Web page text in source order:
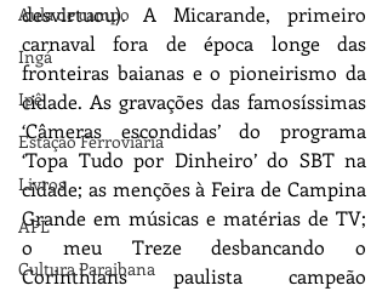
Aula de campo
Ingá
Ipê
Estação Ferroviária
Livros
APL
Cultura Paraibana
desvirtuou). A Micarande, primeiro
carnaval fora de época longe das
fronteiras baianas e o pioneirismo da
cidade. As gravações das famosíssimas
‘Câmeras escondidas’ do programa
‘Topa Tudo por Dinheiro’ do SBT na
cidade; as menções à Feira de Campina
Grande em músicas e matérias de TV;
o meu Treze desbancando o
Corinthians paulista campeão